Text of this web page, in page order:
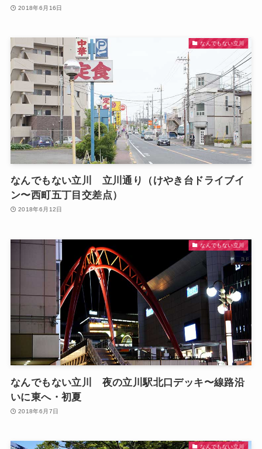
2018年6月16日
なんでもない立川
なんでもない立川 立川通り（けやき台ドライブイ
ン〜西町五丁目交差点）
2018年6月12日
なんでもない立川
なんでもない立川 夜の立川駅北口デッキ〜線路沿
いに東へ・初夏
2018年6月7日
なんでもない立川